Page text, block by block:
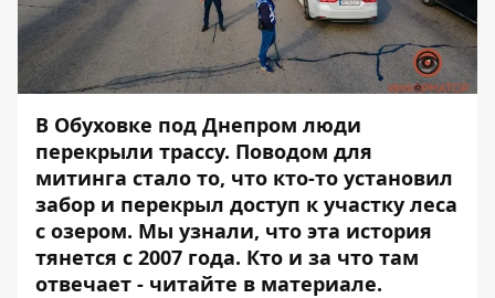
В Обуховке под Днепром люди
перекрыли трассу. Поводом для
митинга стало то, что кто-то установил
забор и перекрыл доступ к участку леса
с озером. Мы узнали, что эта история
тянется с 2007 года. Кто и за что там
отвечает - читайте в материале.